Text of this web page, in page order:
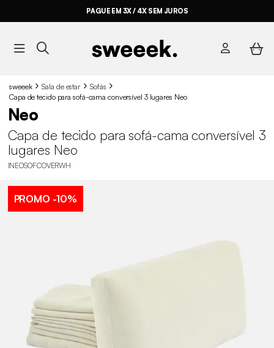
PAGUE EM 3X / 4X SEM JUROS
sweeek Sala de estar
Sofás
Capa de tecido para sofá-cama conversível 3 lugares Neo
Neo
Capa de tecido para sofá-cama conversível 3
lugares Neo
INEOSOFCOVERWH
PROMO -10%